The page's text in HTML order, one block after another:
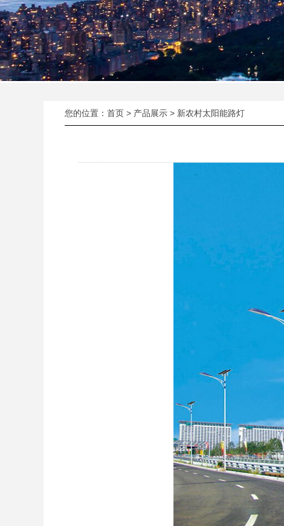
您的位置： 首页 > 产品展示 > 新农村太阳能路灯